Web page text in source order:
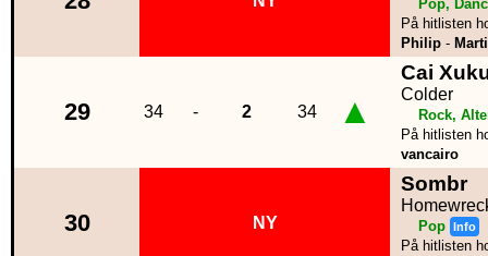
Pop,
På hitlisten
Philip -
29 34 - 2 34 ▲
Cai
Colder
Rock,
På hitlisten
vancairo
30 NY
Sombr
Pop Info
På hitlisten